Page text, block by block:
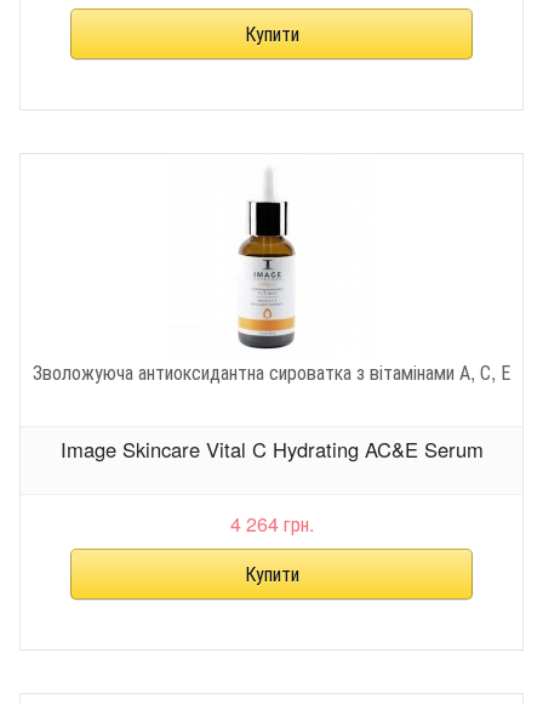
Зволожуюча антиоксидантна сироватка з вітамінами А, С, Е
Image Skincare Vital C Hydrating AC&E Serum
4 264 грн.